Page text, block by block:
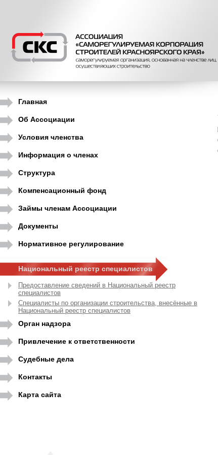
Главная
Об Ассоциации
Условия членства
Информация о членах
Структура
Компенсационный фонд
Займы членам Ассоциации
Документы
Нормативное регулирование
Национальный реестр специалистов
Предоставление сведений в Национальный реестр
специалистов
Специалисты по организации строительства, внесённые в
Национальный реестр специалистов
Орган надзора
Привлечение к ответственности
Судебные дела
Контакты
Карта сайта